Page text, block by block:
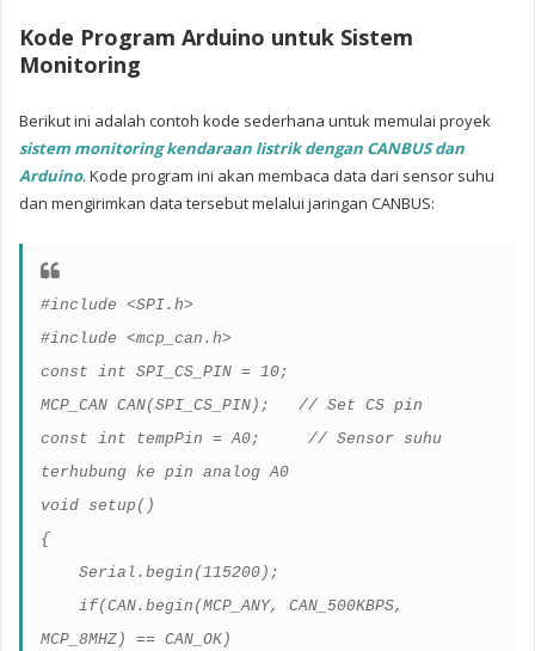
Kode Program Arduino untuk Sistem
Monitoring
Berikut ini adalah contoh kode sederhana untuk memulai proyek
sistem monitoring kendaraan listrik dengan CANBUS dan
Arduino. Kode program ini akan membaca data dari sensor suhu
dan mengirimkan data tersebut melalui jaringan CANBUS:
#include <SPI.h>
#include <mcp_can.h>
const int SPI_CS_PIN = 10;
MCP_CAN CAN(SPI_CS_PIN);
// Set CS pin
const int tempPin = A0;
// Sensor suhu
terhubung ke pin analog A0
void setup()
{
Serial.begin(115200);
if(CAN.begin(MCP_ANY, CAN_500KBPS,
MCP_8MHZ) == CAN_OK)